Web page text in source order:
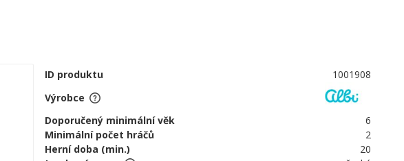
ID produktu
1001908
Výrobce
Doporučený minimální věk
6
Minimální počet hráčů
2
Herní doba (min.)
20